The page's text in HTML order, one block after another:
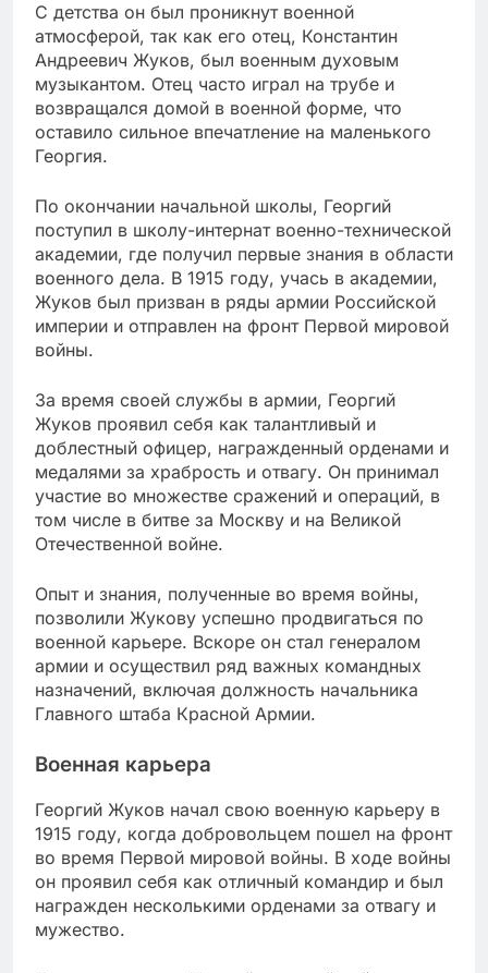
С детства он был проникнут военной
атмосферой, так как его отец, Константин
Андреевич Жуков, был военным духовым
музыкантом. Отец часто играл на трубе и
возвращался домой в военной форме, что
оставило сильное впечатление на маленького
Георгия.
По окончании начальной школы, Георгий
поступил в школу-интернат военно-технической
академии, где получил первые знания в области
военного дела. В 1915 году, учась в академии,
Жуков был призван в ряды армии Российской
империи и отправлен на фронт Первой мировой
войны.
За время своей службы в армии, Георгий
Жуков проявил себя как талантливый и
доблестный офицер, награжденный орденами и
медалями за храбрость и отвагу. Он принимал
участие во множестве сражений и операций, в
том числе в битве за Москву и на Великой
Отечественной войне.
Опыт и знания, полученные во время войны,
позволили Жукову успешно продвигаться по
военной карьере. Вскоре он стал генералом
армии и осуществил ряд важных командных
назначений, включая должность начальника
Главного штаба Красной Армии.
Военная карьера
Георгий Жуков начал свою военную карьеру в
1915 году, когда добровольцем пошел на фронт
во время Первой мировой войны. В ходе войны
он проявил себя как отличный командир и был
награжден несколькими орденами за отвагу и
мужество.